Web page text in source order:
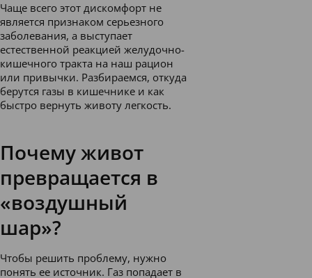
Чаще всего этот дискомфорт не
является признаком серьезного
заболевания, а выступает
естественной реакцией желудочно-
кишечного тракта на наш рацион
или привычки. Разбираемся, откуда
берутся газы в кишечнике и как
быстро вернуть животу легкость.
Почему живот
превращается в
«воздушный
шар»?
Чтобы решить проблему, нужно
понять ее источник. Газ попадает в